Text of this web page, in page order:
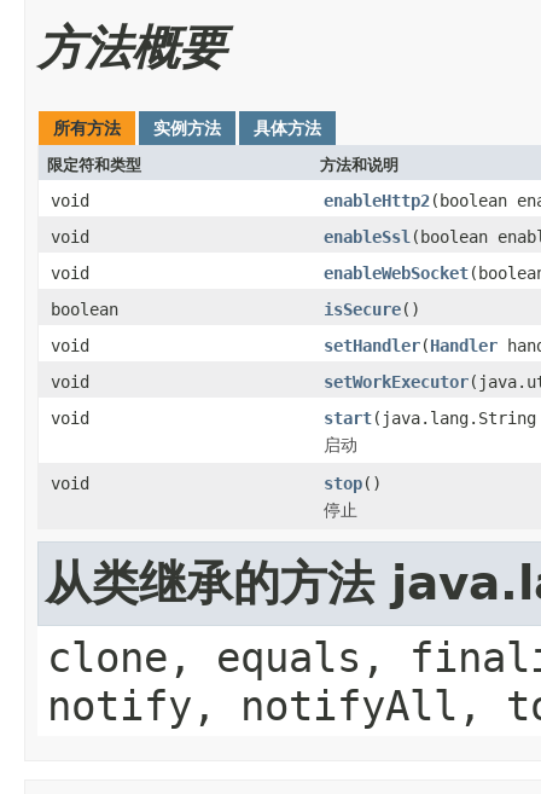
方法概要
所有方法 实例方法 具体方法
限定符和类型 方法和说明
void enableHttp2(boolean
void
enableSsl (boolean
void
enableWebSocket
boolean
isSecure()
void
setHandler(Handler
void
setWorkExecutor
void
start
启动
void
stop()
停止
从类继承的方法
clone, equals,
notify, notifyAll,